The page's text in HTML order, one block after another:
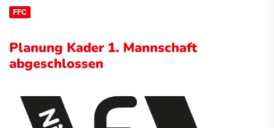
FFC
Planung Kader 1. Mannschaft
abgeschlossen